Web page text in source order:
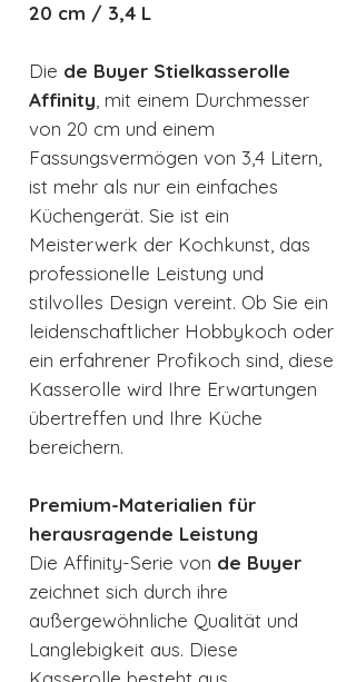
20 cm / 3,4 L
Die de Buyer Stielkasserolle
Affinity, mit einem Durchmesser
von 20 cm und einem
Fassungsvermögen von 3,4 Litern,
ist mehr als nur ein einfaches
Küchengerät. Sie ist ein
Meisterwerk der Kochkunst, das
professionelle Leistung und
stilvolles Design vereint. Ob Sie ein
leidenschaftlicher Hobbykoch oder
ein erfahrener Profikoch sind, diese
Kasserolle wird Ihre Erwartungen
übertreffen und Ihre Küche
bereichern.
Premium-Materialien für
herausragende Leistung
Die Affinity-Serie von de Buyer
zeichnet sich durch ihre
außergewöhnliche Qualität und
Langlebigkeit aus. Diese